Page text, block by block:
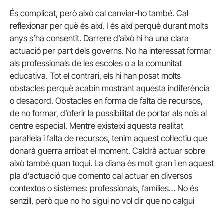
És complicat, però això cal canviar-ho també. Cal
reflexionar per què és així. I és així perquè durant molts
anys s’ha consentit. Darrere d’això hi ha una clara
actuació per part dels governs. No ha interessat formar
als professionals de les escoles o a la comunitat
educativa. Tot el contrari, els hi han posat molts
obstacles perquè acabin mostrant aquesta indiferència
o desacord. Obstacles en forma de falta de recursos,
de no formar, d’oferir la possibilitat de portar als nois al
centre especial. Mentre existeixi aquesta realitat
paral·lela i falta de recursos, tenim aquest col·lectiu que
donarà guerra arribat el moment. Caldrà actuar sobre
això també quan toqui. La diana és molt gran i en aquest
pla d’actuació que comento cal actuar en diversos
contextos o sistemes: professionals, famílies… No és
senzill, però que no ho sigui no vol dir que no calgui